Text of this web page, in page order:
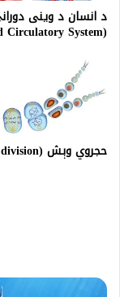
د انسان د وینی
(Blood Circulatory System)
حجروي وېش (Cell division)